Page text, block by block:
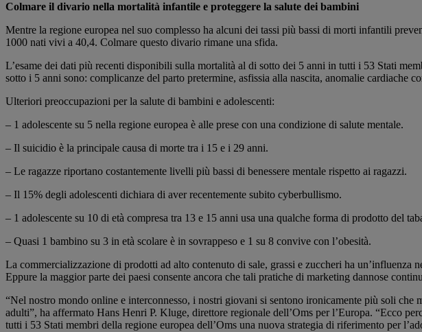
Colmare il divario nella mortalità infantile e proteggere la salute dei bambini
Mentre la regione europea nel suo complesso ha alcuni dei tassi più bassi di morti infantili
1000 nati vivi a 40,4. Colmare questo divario rimane una sfida.
L’esame dei dati più recenti disponibili sulla mortalità al di sotto dei 5 anni in tutti i 53 Stati
sotto i 5 anni sono: complicanze del parto pretermine, asfissia alla nascita, anomalie cardiache
Ulteriori preoccupazioni per la salute di bambini e adolescenti:
– 1 adolescente su 5 nella regione europea è alle prese con una condizione di salute mentale.
– Il suicidio è la principale causa di morte tra i 15 e i 29 anni.
– Le ragazze riportano costantemente livelli più bassi di benessere mentale rispetto ai ragazzi.
– Il 15% degli adolescenti dichiara di aver recentemente subito cyberbullismo.
– 1 adolescente su 10 di età compresa tra 13 e 15 anni usa una qualche forma di prodotto del
– Quasi 1 bambino su 3 in età scolare è in sovrappeso e 1 su 8 convive con l’obesità.
La commercializzazione di prodotti ad alto contenuto di sale, grassi e zuccheri ha
Eppure la maggior parte dei paesi consente ancora che tali pratiche di marketing dannose
“Nel nostro mondo online e interconnesso, i nostri giovani si sentono ironicamente più soli
adulti”, ha affermato Hans Henri P. Kluge, direttore regionale dell’Oms per l’Europa. “Ecco
tutti i 53 Stati membri della regione europea dell’Oms una nuova strategia di riferimento per